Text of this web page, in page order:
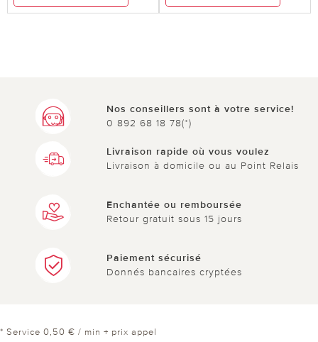
Nos conseillers sont à votre service!
0 892 68 18 78(*)
Livraison rapide où vous voulez
Livraison à domicile ou au Point Relais
Enchantée ou remboursée
Retour gratuit sous 15 jours
Paiement sécurisé
Donnés bancaires cryptées
* Service 0,50 € / min + prix appel